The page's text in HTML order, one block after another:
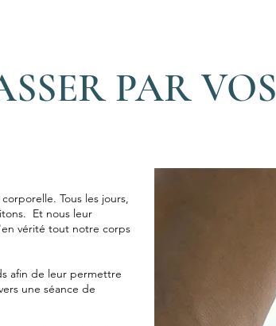
PAR VOS
Tous les jours,
Et nous leur
vérité tout notre corps
afin de leur permettre
une séance de